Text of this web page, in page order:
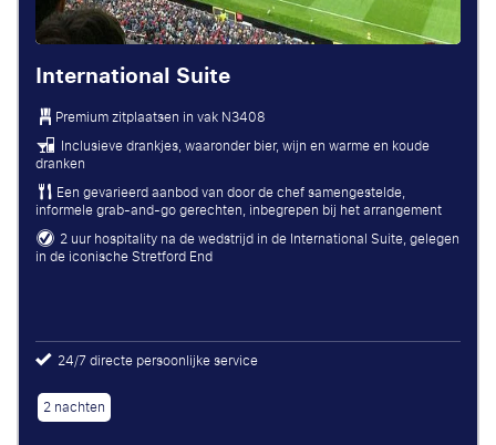
International Suite
Premium zitplaatsen in vak N3408
Inclusieve drankjes, waaronder bier, wijn en warme en koude
dranken
Een gevarieerd aanbod van door de chef samengestelde,
informele grab-and-go gerechten, inbegrepen bij het arrangement
2 uur hospitality na de wedstrijd in de International Suite, gelegen
in de iconische Stretford End
24/7 directe persoonlijke service
2 nachten